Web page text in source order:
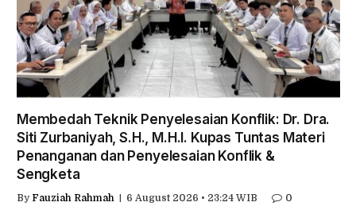
Membedah Teknik Penyelesaian Konflik: Dr. Dra.
Siti Zurbaniyah, S.H., M.H.I. Kupas Tuntas Materi
Penanganan dan Penyelesaian Konflik &
Sengketa
By Fauziah Rahmah 6 August 2026 • 23:24 WIB 0